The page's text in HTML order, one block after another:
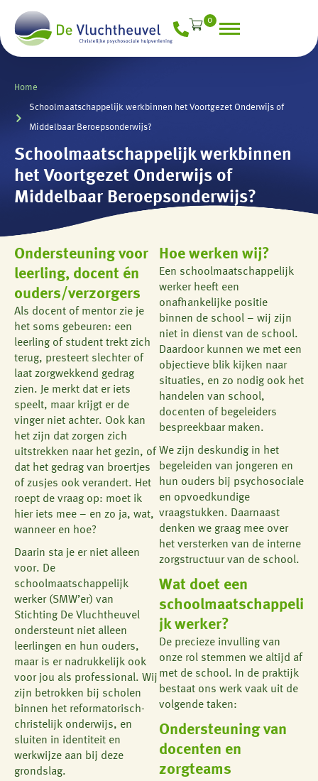
0
Home
Schoolmaatschappelijk werkbinnen het Voortgezet Onderwijs of
Middelbaar Beroepsonderwijs?
Schoolmaatschappelijk werkbinnen
het Voortgezet Onderwijs of
Middelbaar Beroepsonderwijs?
Ondersteuning voor
leerling, docent én
ouders/verzorgers
Als docent of mentor zie je
het soms gebeuren: een
leerling of student trekt zich
terug, presteert slechter of
laat zorgwekkend gedrag
zien. Je merkt dat er iets
speelt, maar krijgt er de
vinger niet achter. Ook kan
het zijn dat zorgen zich
uitstrekken naar het gezin, of
dat het gedrag van broertjes
of zusjes ook verandert. Het
roept de vraag op: moet ik
hier iets mee – en zo ja, wat,
wanneer en hoe?
Daarin sta je er niet alleen
voor. De
schoolmaatschappelijk
werker (SMW’er) van
Stichting De Vluchtheuvel
ondersteunt niet alleen
leerlingen en hun ouders,
maar is er nadrukkelijk ook
voor jou als professional. Wij
zijn betrokken bij scholen
binnen het reformatorisch-
christelijk onderwijs, en
sluiten in identiteit en
werkwijze aan bij deze
grondslag.
Hoe werken wij?
Een schoolmaatschappelijk
werker heeft een
onafhankelijke positie
binnen de school – wij zijn
niet in dienst van de school.
Daardoor kunnen we met een
objectieve blik kijken naar
situaties, en zo nodig ook het
handelen van school,
docenten of begeleiders
bespreekbaar maken.
We zijn deskundig in het
begeleiden van jongeren en
hun ouders bij psychosociale
en opvoedkundige
vraagstukken. Daarnaast
denken we graag mee over
het versterken van de interne
zorgstructuur van de school.
Wat doet een
schoolmaatschappeli
jk werker?
De precieze invulling van
onze rol stemmen we altijd af
met de school. In de praktijk
bestaat ons werk vaak uit de
volgende taken:
Ondersteuning van
docenten en
zorgteams